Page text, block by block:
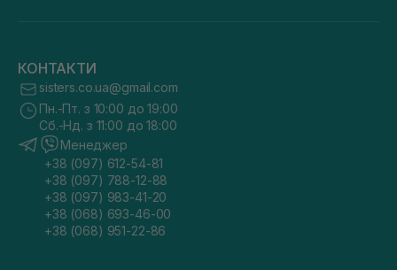
КОНТАКТИ
sisters.co.ua@gmail.com
Пн.-Пт. з 10:00 до 19:00
Сб.-Нд. з 11:00 до 18:00
Менеджер
+38 (097) 612-54-81
+38 (097) 788-12-88
+38 (097) 983-41-20
+38 (068) 693-46-00
+38 (068) 951-22-86